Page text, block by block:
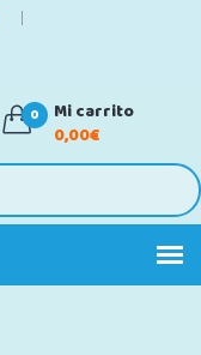
0
Mi carrito
0,00€